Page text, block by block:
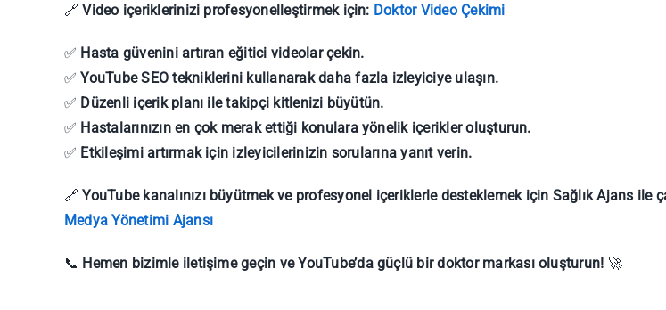
🔗Video içeriklerinizi profesyonelleştirmek için: Doktor Video Çekimi
✅ Hasta güvenini artıran eğitici videolar çekin.
✅YouTube SEO tekniklerini kullanarak daha fazla izleyiciye ulaşın.
✅ Düzenli içerik planı ile takipçi kitlenizi büyütün.
✅ Hastalarınızın en çok merak ettiği konulara yönelik içerikler oluşturun.
✅ Etkileşimi artırmak için izleyicilerinizin sorularına yanıt verin.
🔗YouTube kanalınızı büyütmek ve profesyonel içeriklerle desteklemek için Sağlık Ajans ile
Medya Yönetimi Ajansı
📞 Hemen bizimle iletişime geçin ve YouTube’da güçlü bir doktor markası oluşturun! 🚀